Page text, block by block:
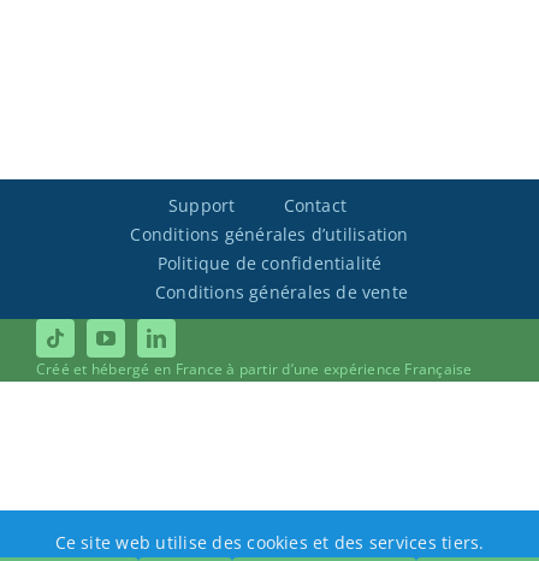
Support
Contact
Conditions générales d’utilisation
Politique de confidentialité
Conditions générales de vente
Créé et hébergé en France à partir d’une expérience Française
Ce site web utilise des cookies et des services tiers.